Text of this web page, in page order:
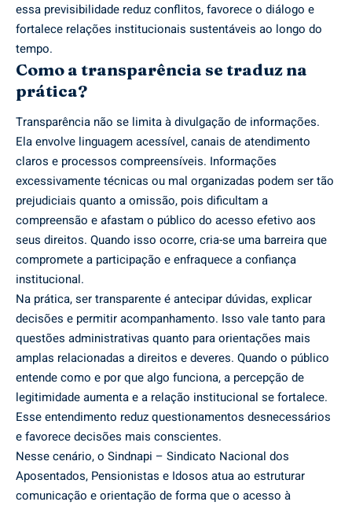
essa previsibilidade reduz conflitos, favorece o diálogo e
fortalece relações institucionais sustentáveis ao longo do
tempo.
Como a transparência se traduz na
prática?
Transparência não se limita à divulgação de informações.
Ela envolve linguagem acessível, canais de atendimento
claros e processos compreensíveis. Informações
excessivamente técnicas ou mal organizadas podem ser tão
prejudiciais quanto a omissão, pois dificultam a
compreensão e afastam o público do acesso efetivo aos
seus direitos. Quando isso ocorre, cria-se uma barreira que
compromete a participação e enfraquece a confiança
institucional.
Na prática, ser transparente é antecipar dúvidas, explicar
decisões e permitir acompanhamento. Isso vale tanto para
questões administrativas quanto para orientações mais
amplas relacionadas a direitos e deveres. Quando o público
entende como e por que algo funciona, a percepção de
legitimidade aumenta e a relação institucional se fortalece.
Esse entendimento reduz questionamentos desnecessários
e favorece decisões mais conscientes.
Nesse cenário, o Sindnapi – Sindicato Nacional dos
Aposentados, Pensionistas e Idosos atua ao estruturar
comunicação e orientação de forma que o acesso à